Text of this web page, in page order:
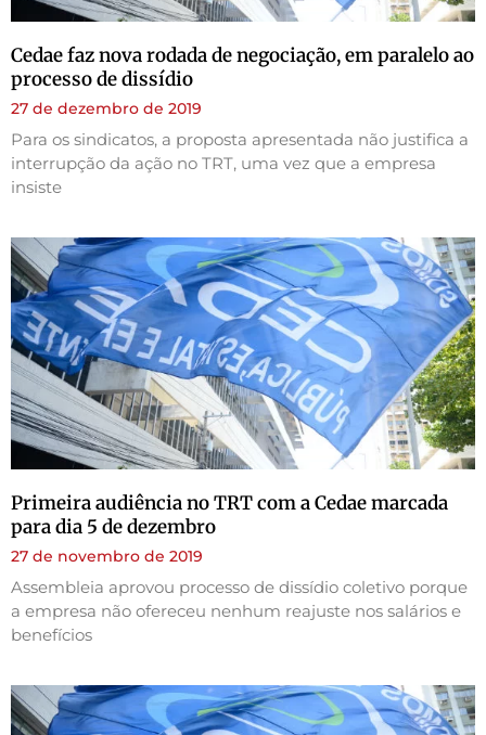
Cedae faz nova rodada de negociação, em paralelo ao
processo de dissídio
27 de dezembro de 2019
Para os sindicatos, a proposta apresentada não justifica a
interrupção da ação no TRT, uma vez que a empresa
insiste
Primeira audiência no TRT com a Cedae marcada
para dia 5 de dezembro
27 de novembro de 2019
Assembleia aprovou processo de dissídio coletivo porque
a empresa não ofereceu nenhum reajuste nos salários e
benefícios